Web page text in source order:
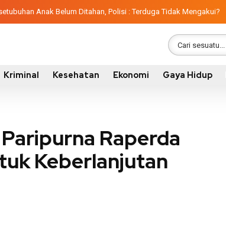
Anak Belum Ditahan, Polisi : Terduga Tidak Mengakui?
Kriminal Kesehatan Ekonomi Gaya Hidup
Raperda
Keberlanjutan